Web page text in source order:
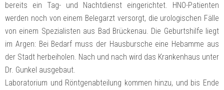
bereits ein Tag- und Nachtdienst eingerichtet. HNO-Patienten
werden noch von einem Belegarzt versorgt, die urologischen Fälle
von einem Spezialisten aus Bad Brückenau. Die Geburtshilfe liegt
im Argen: Bei Bedarf muss der Hausbursche eine Hebamme aus
der Stadt herbeiholen. Nach und nach wird das Krankenhaus unter
Dr. Gunkel ausgebaut.
Laboratorium und Röntgenabteilung kommen hinzu, und bis Ende